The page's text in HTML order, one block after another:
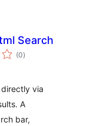
Search
(0общо
оценки
)
via
A
bar,